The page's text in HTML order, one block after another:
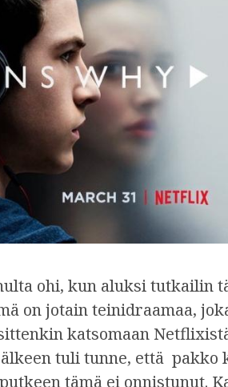
ohi, kun aluksi tutkailin
on jotain teinidraamaa,
katsomaan
tuli tunne, että pakko
tämä ei onnistunut.